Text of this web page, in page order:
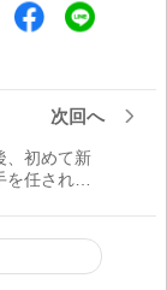
次回へ
、初めて新
任された
野球はみだ